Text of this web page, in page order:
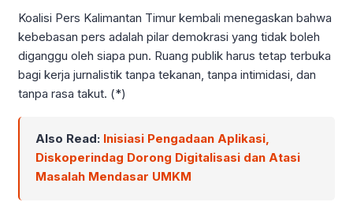
Koalisi Pers Kalimantan Timur kembali menegaskan bahwa
kebebasan pers adalah pilar demokrasi yang tidak boleh
diganggu oleh siapa pun. Ruang publik harus tetap terbuka
bagi kerja jurnalistik tanpa tekanan, tanpa intimidasi, dan
tanpa rasa takut. (*)
Also Read: Inisiasi Pengadaan Aplikasi,
Diskoperindag Dorong Digitalisasi dan Atasi
Masalah Mendasar UMKM